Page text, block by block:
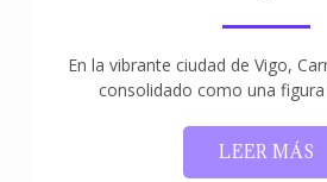
En la vibrante ciudad de Vigo,
consolidado como una
LEER MÁS